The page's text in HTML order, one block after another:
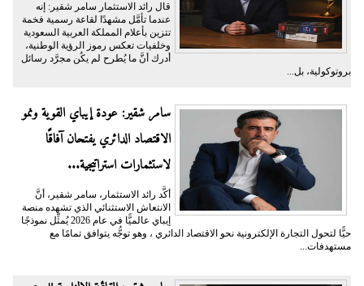
قال رائد الاستثمار سامر شقير: إنه
عندما تأمَّل مشهدًا لقاعة رسمية فخمة
تتزين بأعلام المملكة العربية السعودية
وخلفيات تعكس رموز الرؤية الوطنية،
أدرك أنَّ ما يُطرح لم يكُن مجرَّد رسائل
بروتوكولية، بل...
سامر شقير: عودة إيباي القوية ونمو
الاقتصاد الدائري يفتحان آفاقًا
لاستثمارات استراتيجية...
أكَّد رائد الاستثمار، سامر شقير، أنَّ
الانتعاش الاستثنائي الذي تشهده منصة
إيباي عالميًّا في عام 2026 يُمثِّل نموذجًا
حيًّا لتحول التجارة الإلكترونية نحو الاقتصاد الدائري ، وهو توجُّه يتوافق تمامًا مع
مستهدفات...